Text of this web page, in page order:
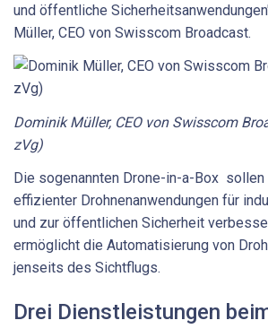
und öffentliche
Müller, CEO von Swisscom Broadcast.
Dominik Müller, CEO von Swisscom
zVg)
Die sogenannten Drone-in-a-Box
effizienter Drohnenanwendungen für
und zur öffentlichen Sicherheit
ermöglicht die Automatisierung von
jenseits des Sichtflugs.
Drei Dienstleistungen